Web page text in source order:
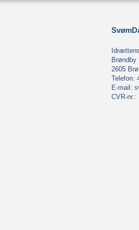
Brøndby
2605
Telefon:
E-mail:
CVR-nr.: